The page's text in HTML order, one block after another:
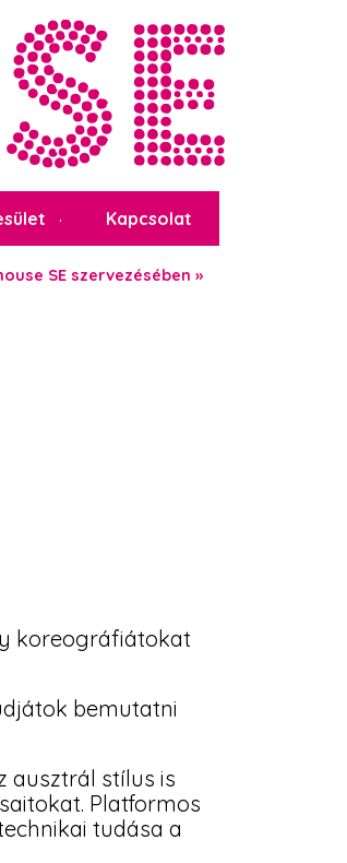
Kapcsolat
SE szervezésében »
koreográfiátokat
bemutatni
ausztrál stílus is
Platformos
tudása a